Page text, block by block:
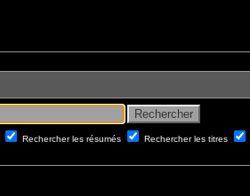
Rechercher les résumés Rechercher les titres